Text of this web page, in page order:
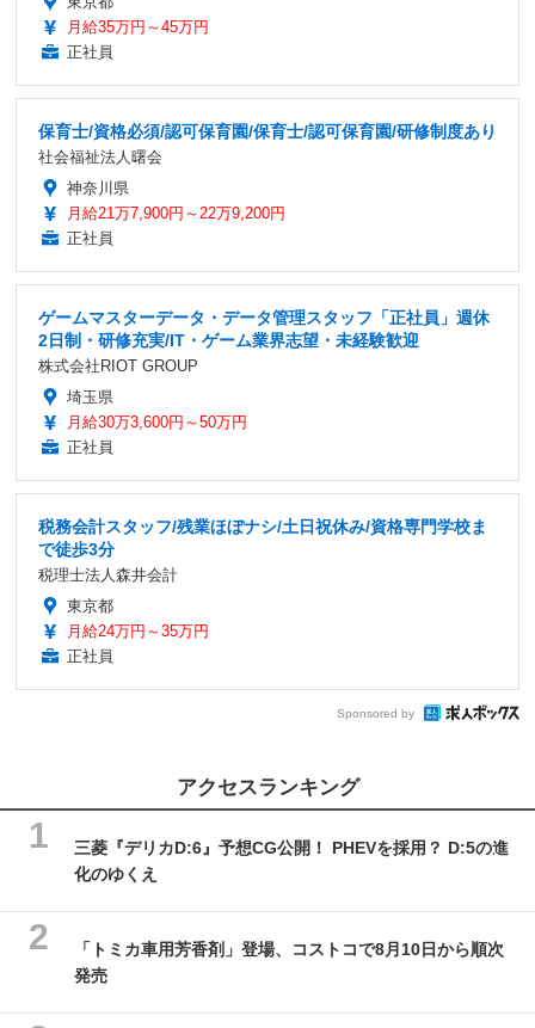
月給35万円～45万円
正社員
保育士/資格必須/認可保育園/保育士/認可保育園/研修制度あり
社会福祉法人曙会
神奈川県
月給21万7,900円～22万9,200円
正社員
ゲームマスターデータ・データ管理スタッフ「正社員」週休
2日制・研修充実/IT・ゲーム業界志望・未経験歓迎
株式会社RIOT GROUP
埼玉県
月給30万3,600円～50万円
正社員
税務会計スタッフ/残業ほぼナシ/土日祝休み/資格専門学校ま
で徒歩3分
税理士法人森井会計
東京都
月給24万円～35万円
正社員
Sponsored by
アクセスランキング
三菱『デリカD:6』予想CG公開！ PHEVを採用？ D:5の進
化のゆくえ
「トミカ車用芳香剤」登場、コストコで8月10日から順次
発売